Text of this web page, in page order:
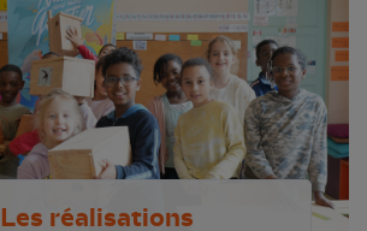
Les réalisations